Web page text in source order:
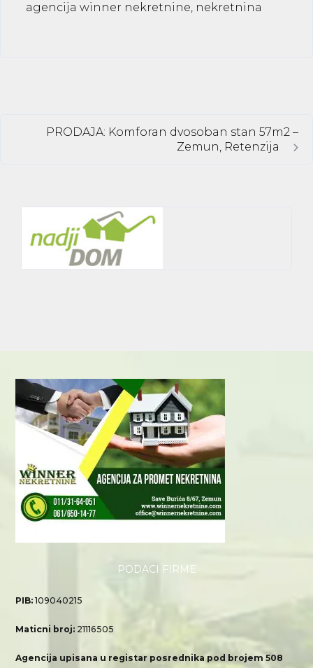
agencija winner nekretnine, nekretnina
PRODAJA: Komforan dvosoban stan 57m2 –
Zemun, Retenzija
PODACI FIRME
PIB:109040215
Maticni broj: 21116505
Agencija upisana u registar posrednika pod brojem 508